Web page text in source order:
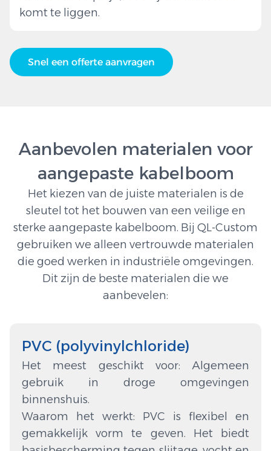
komt te liggen.
Snel een offerte aanvragen
Aanbevolen materialen voor
aangepaste kabelboom
Het kiezen van de juiste materialen is de
sleutel tot het bouwen van een veilige en
sterke aangepaste kabelboom. Bij QL-Custom
gebruiken we alleen vertrouwde materialen
die goed werken in industriële omgevingen.
Dit zijn de beste materialen die we
aanbevelen:
PVC (polyvinylchloride)
Het meest geschikt voor: Algemeen
gebruik in droge omgevingen
binnenshuis.
Waarom het werkt: PVC is flexibel en
gemakkelijk vorm te geven. Het biedt